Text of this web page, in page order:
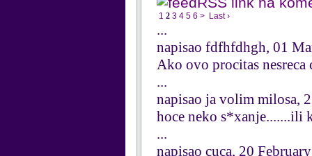
1 2 3 4 5 6 > Last ›
...
napisao fdfhfdhgh, 01
Ako ovo procitas nesreca
...
napisao ja volim milosa,
hoce neko s*xanje.......ili
...
napisao cuca, 20